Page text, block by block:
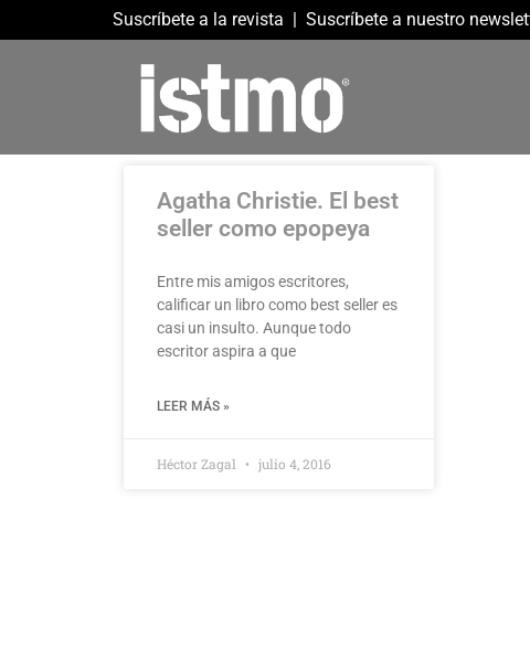
Suscríbete a la revista | Suscríbete a nuestro
Agatha Christie. El best
seller como epopeya
Entre mis amigos escritores,
calificar un libro como best seller es
casi un insulto. Aunque todo
escritor aspira a que
LEER MÁS »
Héctor Zagal julio 4, 2016